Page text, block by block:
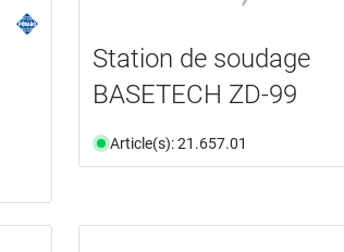
Station de soudage
BASETECH ZD-99
Article(s): 21.657.01